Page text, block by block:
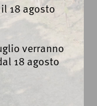
18 agosto
verranno
18 agosto